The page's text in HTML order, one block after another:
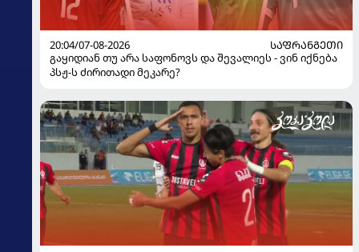
20:04/07-08-2026
ᲡᲐᲤᲠᲐᲜᲒᲔᲗᲘ
გაყიდიან თუ არა საფონოვს და შევალიეს - ვინ იქნება
პსჟ-ს ძირითადი მეკარე?